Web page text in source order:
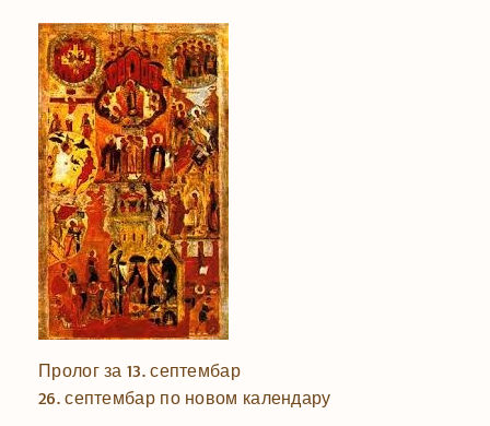
Пролог за 13. септембар
26. септембар по новом календару